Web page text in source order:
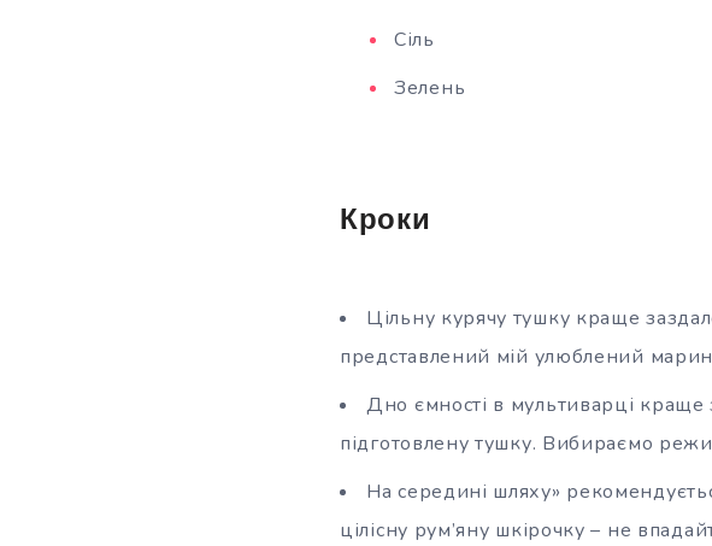
Сіль
Зелень
Кроки
Цільну курячу тушку краще
представлений мій улюблений
Дно ємності в мультиварці краще
підготовлену тушку. Вибираємо
На середині шляху»
цілісну рум’яну шкірочку – не